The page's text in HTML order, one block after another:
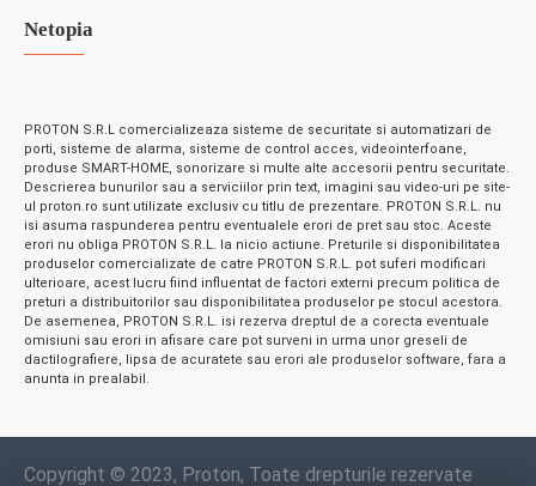
Netopia
PROTON S.R.L comercializeaza sisteme de securitate si automatizari de
porti, sisteme de alarma, sisteme de control acces, videointerfoane,
produse SMART-HOME, sonorizare si multe alte accesorii pentru securitate.
Descrierea bunurilor sau a serviciilor prin text, imagini sau video-uri pe site-
ul proton.ro sunt utilizate exclusiv cu titlu de prezentare. PROTON S.R.L. nu
isi asuma raspunderea pentru eventualele erori de pret sau stoc. Aceste
erori nu obliga PROTON S.R.L. la nicio actiune. Preturile si disponibilitatea
produselor comercializate de catre PROTON S.R.L. pot suferi modificari
ulterioare, acest lucru fiind influentat de factori externi precum politica de
preturi a distribuitorilor sau disponibilitatea produselor pe stocul acestora.
De asemenea, PROTON S.R.L. isi rezerva dreptul de a corecta eventuale
omisiuni sau erori in afisare care pot surveni in urma unor greseli de
dactilografiere, lipsa de acuratete sau erori ale produselor software, fara a
anunta in prealabil.
Copyright © 2023, Proton, Toate drepturile rezervate